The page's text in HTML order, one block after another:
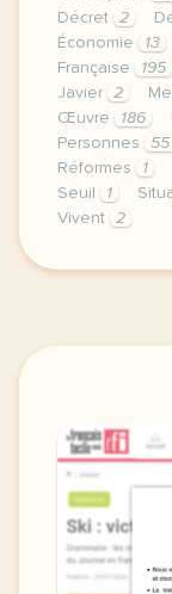
Décret
2
Économie
13
Française
195
Javier
2
Œuvre
186
Personnes
55
Réformes
1
Seuil
1
Vivent
2
le respect